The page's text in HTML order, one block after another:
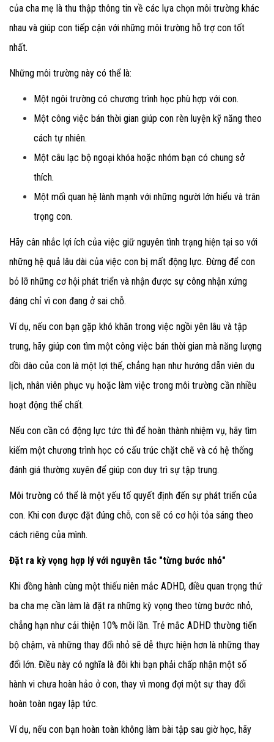
của cha mẹ là thu thập thông tin về các lựa chọn môi trường khác
nhau và giúp con tiếp cận với những môi trường hỗ trợ con tốt
nhất.
Những môi trường này có thể là:
Một ngôi trường có chương trình học phù hợp với con.
Một công việc bán thời gian giúp con rèn luyện kỹ năng theo
cách tự nhiên.
Một câu lạc bộ ngoại khóa hoặc nhóm bạn có chung sở
thích.
Một mối quan hệ lành mạnh với những người lớn hiểu và trân
trọng con.
Hãy cân nhắc lợi ích của việc giữ nguyên tình trạng hiện tại so với
những hệ quả lâu dài của việc con bị mất động lực. Đừng để con
bỏ lỡ những cơ hội phát triển và nhận được sự công nhận xứng
đáng chỉ vì con đang ở sai chỗ.
Ví dụ, nếu con bạn gặp khó khăn trong việc ngồi yên lâu và tập
trung, hãy giúp con tìm một công việc bán thời gian mà năng lượng
dồi dào của con là một lợi thế, chẳng hạn như hướng dẫn viên du
lịch, nhân viên phục vụ hoặc làm việc trong môi trường cần nhiều
hoạt động thể chất.
Nếu con cần có động lực tức thì để hoàn thành nhiệm vụ, hãy tìm
kiếm một chương trình học có cấu trúc chặt chẽ và có hệ thống
đánh giá thường xuyên để giúp con duy trì sự tập trung.
Môi trường có thể là một yếu tố quyết định đến sự phát triển của
con. Khi con được đặt đúng chỗ, con sẽ có cơ hội tỏa sáng theo
cách riêng của mình.
Đặt ra kỳ vọng hợp lý với nguyên tắc "từng bước nhỏ"
Khi đồng hành cùng một thiếu niên mắc ADHD, điều quan trọng thứ
ba cha mẹ cần làm là đặt ra những kỳ vọng theo từng bước nhỏ,
chẳng hạn như cải thiện 10% mỗi lần. Trẻ mắc ADHD thường tiến
bộ chậm, và những thay đổi nhỏ sẽ dễ thực hiện hơn là những thay
đổi lớn. Điều này có nghĩa là đôi khi bạn phải chấp nhận một số
hành vi chưa hoàn hảo ở con, thay vì mong đợi một sự thay đổi
hoàn toàn ngay lập tức.
Ví dụ, nếu con bạn hoàn toàn không làm bài tập sau giờ học, hãy